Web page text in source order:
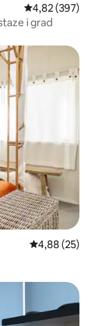
Prosječna
4,82 (397)
i grad
Prosječna
4,88 (25)
gosti”